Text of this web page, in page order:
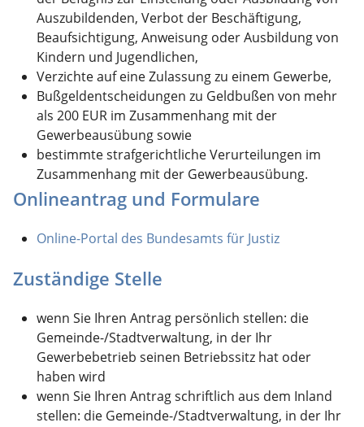
Auszubildenden, Verbot der Beschäftigung,
Beaufsichtigung, Anweisung oder Ausbildung von
Kindern und Jugendlichen,
Verzichte auf eine Zulassung zu einem Gewerbe,
Bußgeldentscheidungen zu Geldbußen von mehr
als 200 EUR im Zusammenhang mit der
Gewerbeausübung sowie
bestimmte strafgerichtliche Verurteilungen im
Zusammenhang mit der Gewerbeausübung.
Onlineantrag und Formulare
Online-Portal des Bundesamts für Justiz
Zuständige Stelle
wenn Sie Ihren Antrag persönlich stellen: die
Gemeinde-/Stadtverwaltung, in der Ihr
Gewerbebetrieb seinen Betriebssitz hat oder
haben wird
wenn Sie Ihren Antrag schriftlich aus dem Inland
stellen: die Gemeinde-/Stadtverwaltung, in der Ihr